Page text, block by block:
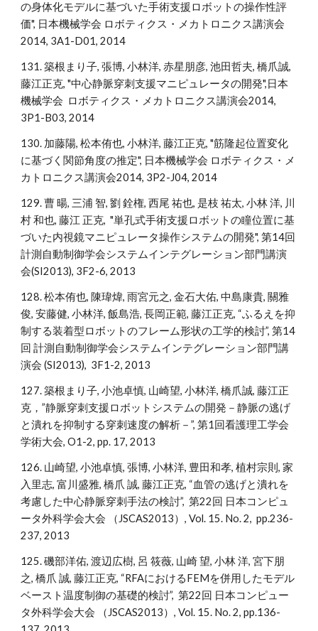
の身体化モデルに基づいた手術支援ロボットの操作性評
価", 日本機械学会 ロボティクス・メカトロニクス講演会
2014, 3A1-D01, 2014
131. 築根まり子, 張博, 小林洋, 赤星朋彦, 池田哲夫, 橋爪誠,
藤江正克, "中心静脈穿刺支援マニピュレータの開発",日本
機械学会 ロボティクス・メカトロニクス講演会2014,
3P1-B03, 2014
130. 加藤陽, 松本侑也, 小林洋, 藤江正克, "筋隆起位置変化
に基づく関節角度の推定", 日本機械学会 ロボティクス・メ
カトロニクス講演会2014, 3P2-J04, 2014
129. 曹 暘, 三浦 智, 劉 銓権, 西尾 祐也, 是枝 祐太, 小林 洋, 川
村 和也, 藤江 正克, "単孔式手術支援ロボットの瞳位置に基
づいた内視鏡マニピュレータ操作システムの開発", 第14回
計測自動制御学会システムインテグレーション部門講演
会(SI2013), 3F2-6, 2013
128. 松本侑也, 陳瑋煒, 雨宮元之, 金石大佑, 中島康貴, 關雅
俊, 安藤健, 小林洋, 飯島浩, 長岡正範, 藤江正克, “ふるえを抑
制する装着型ロボットのフレーム形状の工学的検討”, 第14
回 計測自動制御学会システムインテグレーション部門講
演会 (SI2013), 3F1-2, 2013
127. 築根まり子, 小池卓慎, 山崎望, 小林洋, 橋爪誠, 藤江正
克，”静脈穿刺支援ロボットシステムの開発－静脈の逃げ
と潰れを抑制する穿刺速度の解析－”, 第1回看護理工学会
学術大会, O1-2, pp. 17, 2013
126. 山崎望, 小池卓慎, 張博, 小林洋, 豊田和孝, 植村宗則, 家
入里志, 富川盛雅, 橋爪 誠, 藤江正克, “血管の逃げと潰れを
考慮した中心静脈穿刺手法の検討”, 第22回 日本コンピュ
ータ外科学会大会 （JSCAS2013）, Vol. 15. No. 2, pp.236-
237, 2013
125. 磯部洋佑, 渡辺広樹, 呂 筱薇, 山崎 望, 小林 洋, 宮下朋
之, 橋爪 誠, 藤江正克, “RFAにおけるFEMを併用したモデル
ベースト温度制御の基礎的検討”, 第22回 日本コンピュー
タ外科学会大会 （JSCAS2013）, Vol. 15. No. 2, pp.136-